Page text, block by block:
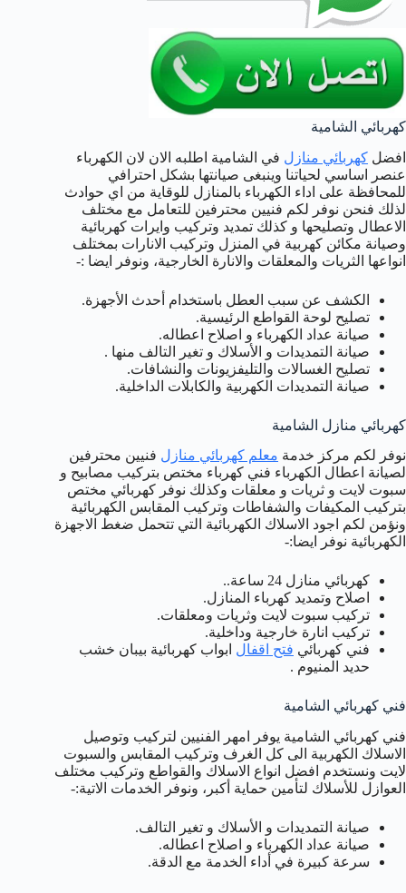
كهربائي الشامية
افضل كهربائي منازل في الشامية اطلبه الان لان الكهرباء
عنصر اساسي لحياتنا وينبغى صيانتها بشكل احترافي
للمحافظة على اداء الكهرباء بالمنازل للوقاية من اي حوادث
لذلك فنحن نوفر لكم فنيين محترفين للتعامل مع مختلف
الاعطال وتصليحها و كذلك تمديد وتركيب وايرات كهربائية
وصيانة مكائن كهربية في المنزل وتركيب الانارات بمختلف
انواعها الثريات والمعلقات والانارة الخارجية، ونوفر ايضا :-
الكشف عن سبب العطل باستخدام أحدث الأجهزة.
تصليح لوحة القواطع الرئيسية.
صيانة عداد الكهرباء و اصلاح اعطاله.
صيانة التمديدات و الأسلاك و تغير التالف منها .
تصليح الغسالات والتليفزيونات والنشافات.
صيانة التمديدات الكهربية والكابلات الداخلية.
كهربائي منازل الشامية
نوفر لكم مركز خدمة معلم كهربائي منازل فنيين محترفين
لصيانة اعطال الكهرباء فني كهرباء مختص بتركيب مصابيح و
سبوت لايت و ثريات و معلقات وكذلك نوفر كهربائي مختص
بتركيب المكيفات والشفاطات وتركيب المقابس الكهربائية
ونؤمن لكم اجود الاسلاك الكهربائية التي تتحمل ضغط الاجهزة
الكهربائية نوفر ايضا:-
كهربائي منازل 24 ساعة..
اصلاح وتمديد كهرباء المنازل.
تركيب سبوت لايت وثريات ومعلقات.
تركيب انارة خارجية وداخلية.
فني كهربائي فتح اقفال ابواب كهربائية بيبان خشب
حديد المنيوم .
فني كهربائي الشامية
فني كهربائي الشامية يوفر امهر الفنيين لتركيب وتوصيل
الاسلاك الكهربية الى كل الغرف وتركيب المقابس والسبوت
لايت ونستخدم افضل انواع الاسلاك والقواطع وتركيب مختلف
العوازل للأسلاك لتأمين حماية أكبر، ونوفر الخدمات الاتية:-
صيانة التمديدات و الأسلاك و تغير التالف.
صيانة عداد الكهرباء و اصلاح اعطاله.
سرعة كبيرة في أداء الخدمة مع الدقة.